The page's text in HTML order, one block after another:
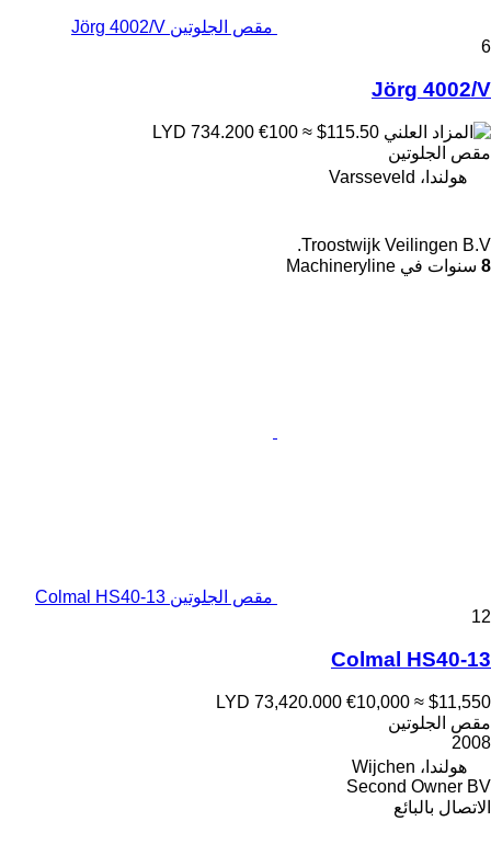
مقص الجلوتين Jörg 4002/V
6
Jörg 4002/V
€100 ≈ $115.50
مقص الجلوتين
هولندا، Varsseveld
Troostwijk Veilingen B.V.
8 سنوات في Machineryline
مقص الجلوتين Colmal HS40-13
12
Colmal HS40-13
LYD 73,420.000 €10,000 ≈ $11,550
مقص الجلوتين
2008
هولندا، Wijchen
Second Owner BV
الاتصال بالبائع